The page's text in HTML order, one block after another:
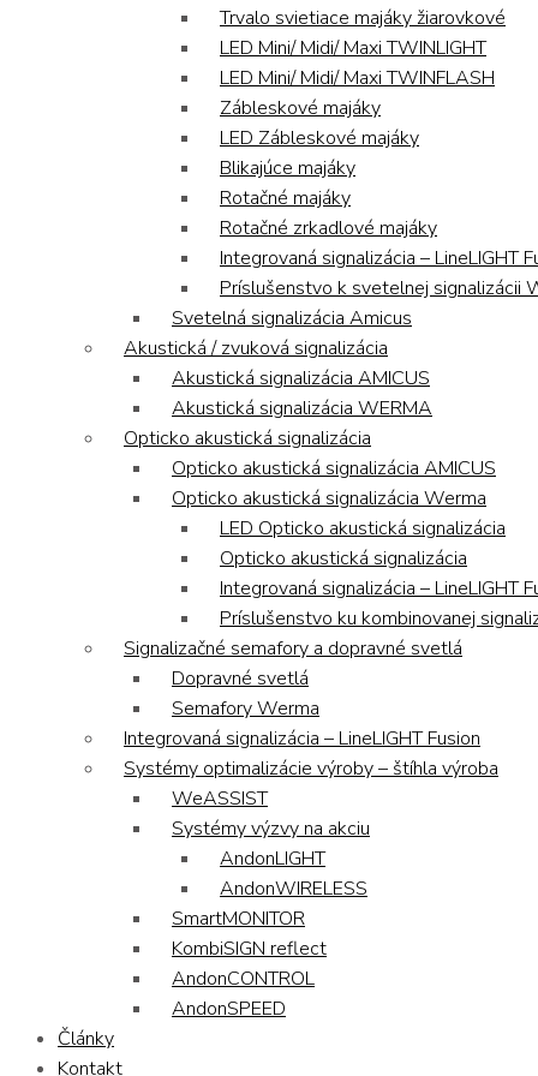
Trvalo svietiace majáky žiarovkové
LED Mini/ Midi/ Maxi TWINLIGHT
LED Mini/ Midi/ Maxi TWINFLASH
Zábleskové majáky
LED Zábleskové majáky
Blikajúce majáky
Rotačné majáky
Rotačné zrkadlové majáky
Integrovaná signalizácia – LineLIGHT
Príslušenstvo k svetelnej signalizácii
Svetelná signalizácia Amicus
Akustická / zvuková signalizácia
Akustická signalizácia AMICUS
Akustická signalizácia WERMA
Opticko akustická signalizácia
Opticko akustická signalizácia AMICUS
Opticko akustická signalizácia Werma
LED Opticko akustická signalizácia
Opticko akustická signalizácia
Integrovaná signalizácia – LineLIGHT
Príslušenstvo ku kombinovanej
Signalizačné semafory a dopravné svetlá
Dopravné svetlá
Semafory Werma
Integrovaná signalizácia – LineLIGHT Fusion
Systémy optimalizácie výroby – štíhla výroba
WeASSIST
Systémy výzvy na akciu
AndonLIGHT
AndonWIRELESS
SmartMONITOR
KombiSIGN reflect
AndonCONTROL
AndonSPEED
Články
Kontakt